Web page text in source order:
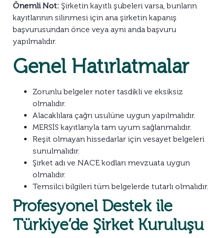
Önemli Not: Şirketin kayıtlı şubeleri varsa, bunların
kayıtlarının silinmesi için ana şirketin kapanış
başvurusundan önce veya aynı anda başvuru
yapılmalıdır.
Genel Hatırlatmalar
Zorunlu belgeler noter tasdikli ve eksiksiz
olmalıdır.
Alacaklılara çağrı usulüne uygun yapılmalıdır.
MERSİS kayıtlarıyla tam uyum sağlanmalıdır.
Reşit olmayan hissedarlar için vesayet belgeleri
sunulmalıdır.
Şirket adı ve NACE kodları mevzuata uygun
olmalıdır.
Temsilci bilgileri tüm belgelerde tutarlı olmalıdır.
Profesyonel Destek ile
Türkiye’de Şirket Kuruluşu